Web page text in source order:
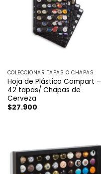
COLECCIONAR TAPAS O CHAPAS
Hoja de Plástico Compart –
42 tapas/ Chapas de
Cerveza
$27.900